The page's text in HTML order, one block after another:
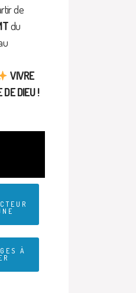
de
du
VIVRE
DE DIEU !
À